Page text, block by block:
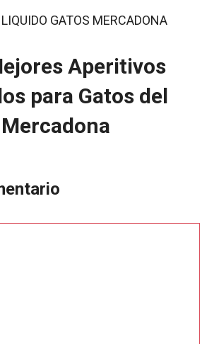
Aperitivos
para Gatos del
Mercadona